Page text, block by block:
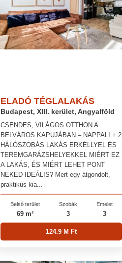
ELADÓ TÉGLALAKÁS
Budapest, XIII. kerület, Angyalföld
CSENDES, VILÁGOS OTTHON A
BELVÁROS KAPUJÁBAN – NAPPALI + 2
HÁLÓSZOBÁS LAKÁS ERKÉLLYEL ÉS
TEREMGARÁZSHELYEKKEL MIÉRT EZ
A LAKÁS, ÉS MIÉRT LEHET PONT
NEKED IDEÁLIS? Mert egy átgondolt,
praktikus kia...
Belső terület
69 m²
Szobák
3
Emelet
3
124.9 M Ft